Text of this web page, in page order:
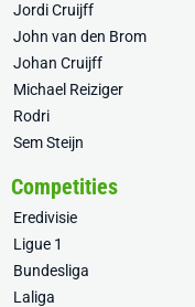
Jordi Cruijff
John van den Brom
Johan Cruijff
Michael Reiziger
Rodri
Sem Steijn
Competities
Eredivisie
Ligue 1
Bundesliga
Laliga